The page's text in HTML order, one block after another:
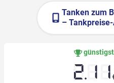
Tanken zum
–
2.11